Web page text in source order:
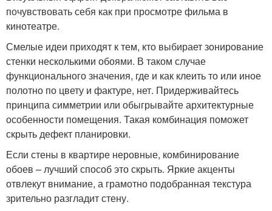
почувствовать себя как при просмотре фильма в
кинотеатре.
Смелые идеи приходят к тем, кто выбирает зонирование
стенки несколькими обоями. В таком случае
функционального значения, где и как клеить то или иное
полотно по цвету и фактуре, нет. Придерживайтесь
принципа симметрии или обыгрывайте архитектурные
особенности помещения. Такая комбинация поможет
скрыть дефект планировки.
Если стены в квартире неровные, комбинирование
обоев – лучший способ это скрыть. Яркие акценты
отвлекут внимание, а грамотно подобранная текстура
зрительно разгладит стену.